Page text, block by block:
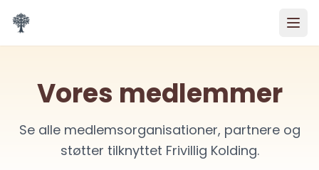
Vores medlemmer
Se alle medlemsorganisationer, partnere og
støtter tilknyttet Frivillig Kolding.